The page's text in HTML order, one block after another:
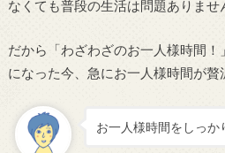
なくても普段の生活は問題ありませ
だから「わざわざのお一人様時間
になった今、急にお一人様時間が贅
お一人様時間をしっか